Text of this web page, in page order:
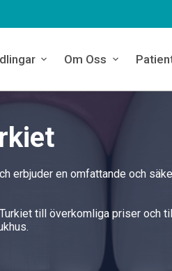
Om Oss
erbjuder en omfattande och
till överkomliga priser och